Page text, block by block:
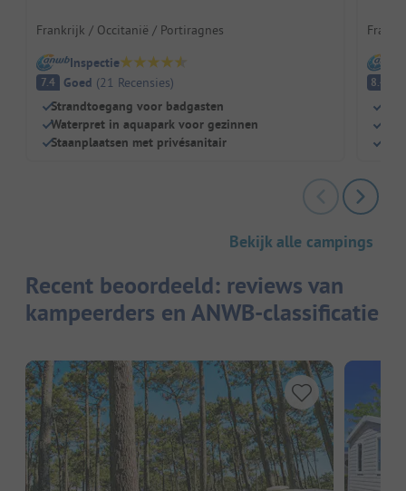
Frankrijk / Occitanië / Portiragnes
Inspectie
7.4 Goed (21 Recensies)
Strandtoegang voor badgasten
Waterpret in aquapark voor gezinnen
Staanplaatsen met privésanitair
8.4
Bekijk alle campings
Recent beoordeeld: reviews van
kampeerders en ANWB-classificatie